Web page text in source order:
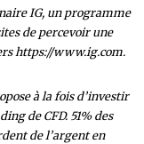
IG, un programme
de percevoir une
https://www.ig.com.
à la fois d’investir
de CFD. 51% des
de l’argent en